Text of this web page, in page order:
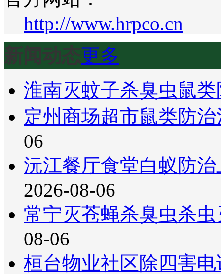
http://www.hrpco.cn
新闻动态更多
淮南灭蚊子杀臭虫鼠
定州商场超市鼠类防
06
沅江餐厅食堂白蚁防
2026-08-06
常宁灭苍蝇杀臭虫杀
08-06
桓台物业社区除四害